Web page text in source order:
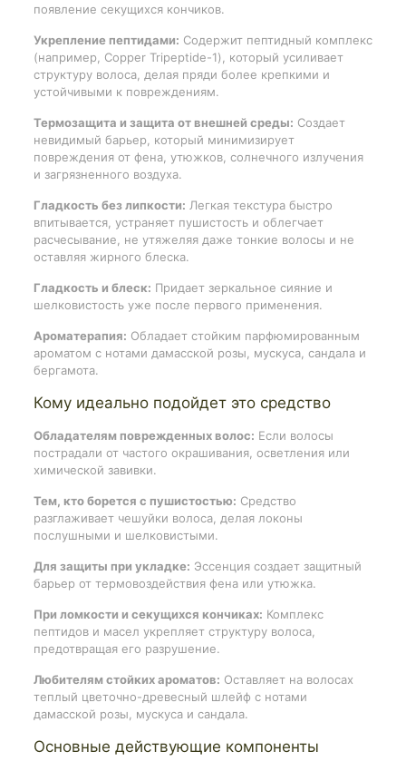
появление секущихся кончиков.
Укрепление пептидами: Содержит пептидный комплекс
(например, Copper Tripeptide-1), который усиливает
структуру волоса, делая пряди более крепкими и
устойчивыми к повреждениям.
Термозащита и защита от внешней среды: Создает
невидимый барьер, который минимизирует
повреждения от фена, утюжков, солнечного излучения
и загрязненного воздуха.
Гладкость без липкости: Легкая текстура быстро
впитывается, устраняет пушистость и облегчает
расчесывание, не утяжеляя даже тонкие волосы и не
оставляя жирного блеска.
Гладкость и блеск: Придает зеркальное сияние и
шелковистость уже после первого применения.
Ароматерапия: Обладает стойким парфюмированным
ароматом с нотами дамасской розы, мускуса, сандала и
бергамота.
Кому идеально подойдет это средство
Обладателям поврежденных волос: Если волосы
пострадали от частого окрашивания, осветления или
химической завивки.
Тем, кто борется с пушистостью: Средство
разглаживает чешуйки волоса, делая локоны
послушными и шелковистыми.
Для защиты при укладке: Эссенция создает защитный
барьер от термовоздействия фена или утюжка.
При ломкости и секущихся кончиках: Комплекс
пептидов и масел укрепляет структуру волоса,
предотвращая его разрушение.
Любителям стойких ароматов: Оставляет на волосах
теплый цветочно-древесный шлейф с нотами
дамасской розы, мускуса и сандала.
Основные действующие компоненты